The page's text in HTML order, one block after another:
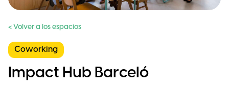
< Volver a los espacios
Coworking
Impact Hub Barceló